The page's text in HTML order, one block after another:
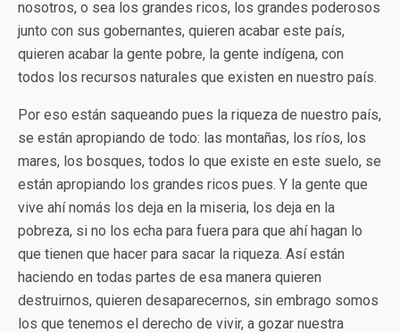
nosotros, o sea los grandes ricos, los grandes poderosos
junto con sus gobernantes, quieren acabar este país,
quieren acabar la gente pobre, la gente indígena, con
todos los recursos naturales que existen en nuestro país.
Por eso están saqueando pues la riqueza de nuestro país,
se están apropiando de todo: las montañas, los ríos, los
mares, los bosques, todos lo que existe en este suelo, se
están apropiando los grandes ricos pues. Y la gente que
vive ahí nomás los deja en la miseria, los deja en la
pobreza, si no los echa para fuera para que ahí hagan lo
que tienen que hacer para sacar la riqueza. Así están
haciendo en todas partes de esa manera quieren
destruirnos, quieren desaparecernos, sin embrago somos
los que tenemos el derecho de vivir, a gozar nuestra